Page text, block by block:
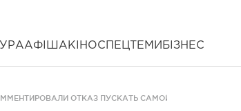
АФІША КІНОСПЕЦТЕМИ БІЗНЕС
ОТКАЗ ПУСКАТЬ САМОЙЛОВУ В УКРАИНУ